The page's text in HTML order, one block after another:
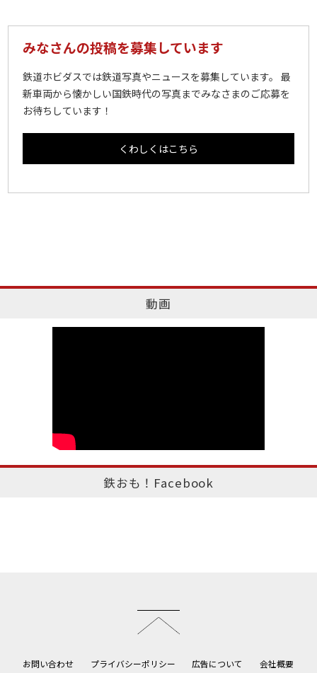
みなさんの投稿を募集しています
鉄道ホビダスでは鉄道写真やニュースを募集しています。 最
新車両から懐かしい国鉄時代の写真までみなさまのご応募を
お待ちしています！
くわしくはこちら
動画
鉄おも！Facebook
お問い合わせ プライバシーポリシー 広告について 会社概要